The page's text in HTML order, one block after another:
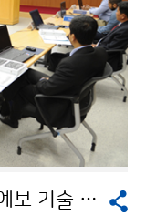
아시아와 아프리카, 한국 기상예보 기술 배운다!